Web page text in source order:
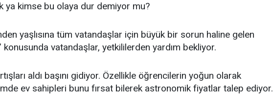
ya kimse bu olaya dur demiyor mu?
yaşlısına tüm vatandaşlar için büyük bir sorun haline gelen
konusunda vatandaşlar, yetkililerden yardım bekliyor.
aldı başını gidiyor. Özellikle öğrencilerin yoğun olarak
ev sahipleri bunu fırsat bilerek astronomik fiyatlar talep ediyor.